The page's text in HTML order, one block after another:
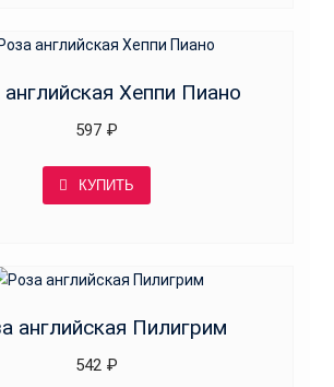
английская Хеппи Пиано
597 ₽
КУПИТЬ
английская Пилигрим
542 ₽